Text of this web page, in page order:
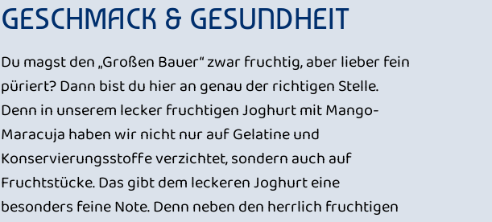
GESCHMACK & GESUNDHEIT
Du magst den „Großen Bauer“ zwar fruchtig, aber lieber fein
püriert? Dann bist du hier an genau der richtigen Stelle.
Denn in unserem lecker fruchtigen Joghurt mit Mango-
Maracuja haben wir nicht nur auf Gelatine und
Konservierungsstoffe verzichtet, sondern auch auf
Fruchtstücke. Das gibt dem leckeren Joghurt eine
besonders feine Note. Denn neben den herrlich fruchtigen